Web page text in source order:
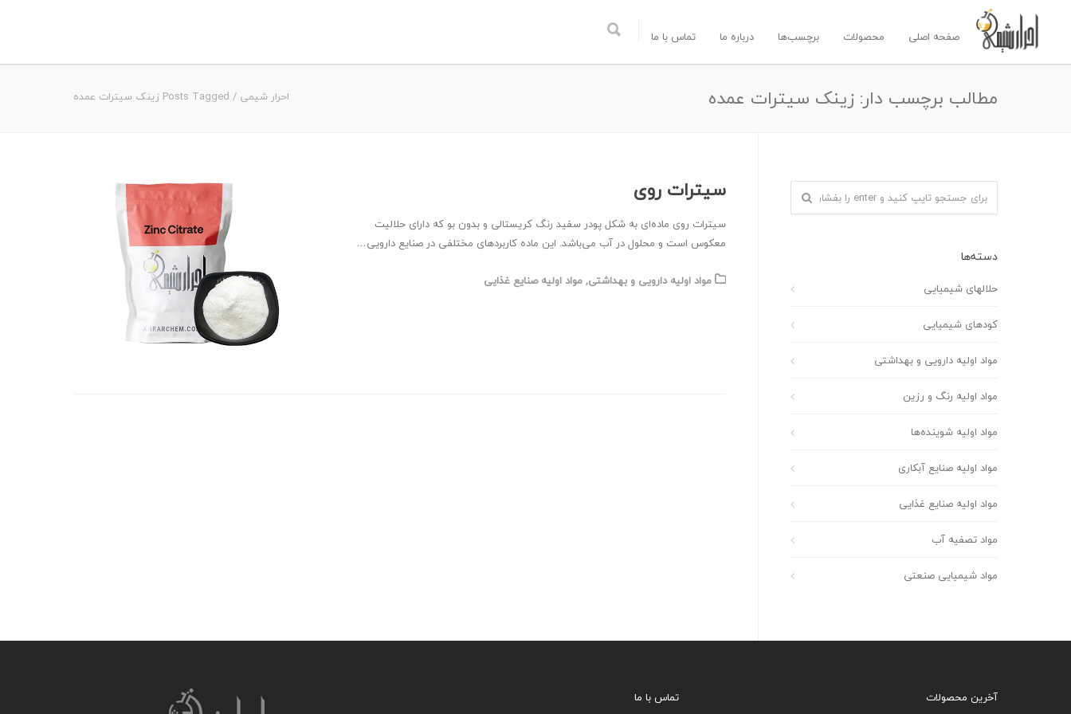
صفحه اصلی محصولات برچسب‌ها درباره ما تماس با ما
مطالب برچسب دار: زینک سیترات عمده احرار شیمی / Posts Tagged زینک سیترات عمده
سیترات روی
سیترات روی ماده‌ای به شکل پودر سفید رنگ کریستالی و بدون بو که دارای حلالیت
معکوس است و محلول در آب می‌باشد. این ماده کاربردهای مختلفی در صنایع دارویی…
مواد اولیه دارویی و بهداشتی,مواد اولیه صنایع غذایی
دسته‌ها
حلالهای شیمیایی
کودهای شیمیایی
مواد اولیه دارویی و بهداشتی
مواد اولیه رنگ و رزین
مواد اولیه شوینده‌ها
مواد اولیه صنایع آبکاری
مواد اولیه صنایع غذایی
مواد تصفیه آب
مواد شیمیایی صنعتی
آخرین محصولات تماس با ما